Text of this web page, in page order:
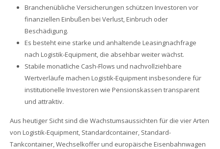
Branchenübliche Versicherungen schützen Investoren vor
finanziellen Einbußen bei Verlust, Einbruch oder
Beschädigung.
Es besteht eine starke und anhaltende Leasingnachfrage
nach Logistik-Equipment, die absehbar weiter wächst.
Stabile monatliche Cash-Flows und nachvollziehbare
Wertverläufe machen Logistik-Equipment insbesondere für
institutionelle Investoren wie Pensionskassen transparent
und attraktiv.
Aus heutiger Sicht sind die Wachstumsaussichten für die vier Arten
von Logistik-Equipment, Standardcontainer, Standard-
Tankcontainer, Wechselkoffer und europäische Eisenbahnwagen